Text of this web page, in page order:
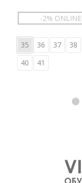
-2% ONLINE
35 36 37 38
40
41